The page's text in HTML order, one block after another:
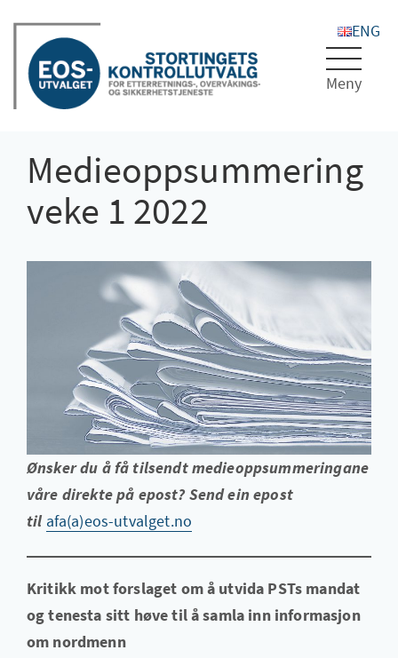
Toggle
Medieoppsummering
veke 1 2022
Ønsker du å få tilsendt medieoppsummeringane
våre direkte på epost? Send ein epost
til afa(a)eos-utvalget.no
Kritikk mot forslaget om å utvida PSTs mandat
og tenesta sitt høve til å samla inn informasjon
om nordmenn